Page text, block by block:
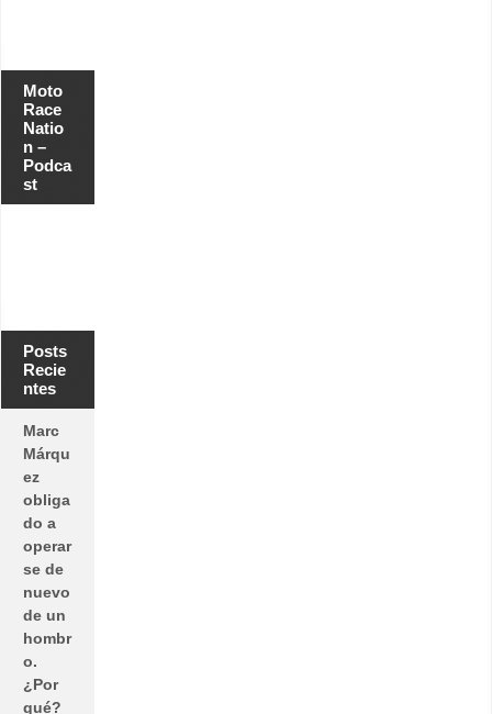
Moto
Race
Natio
n –
Podca
st
Posts
Recie
ntes
Marc
Márqu
ez
obliga
do a
operar
se de
nuevo
de un
hombr
o.
¿Por
qué?